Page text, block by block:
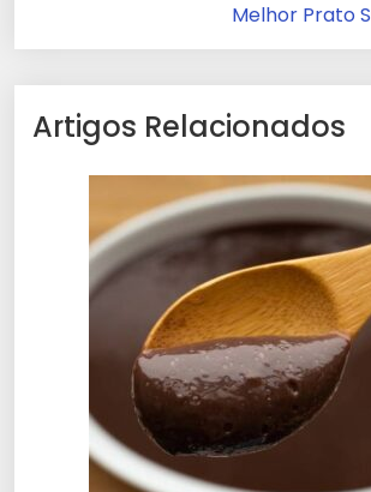
Melhor Prato
Artigos Relacionados